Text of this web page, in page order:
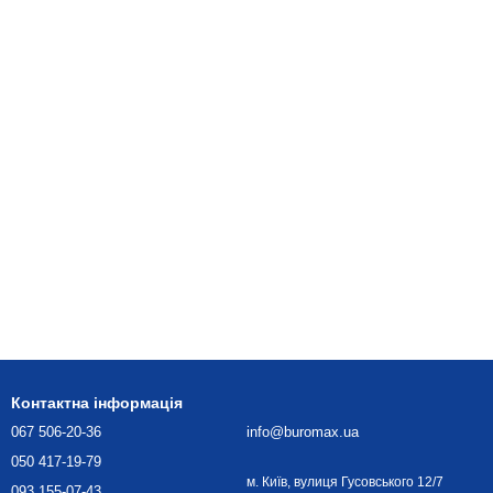
Контактна інформація
067 506-20-36
050 417-19-79
info@buromax.ua
м. Київ, вулиця Гусовського 12/7